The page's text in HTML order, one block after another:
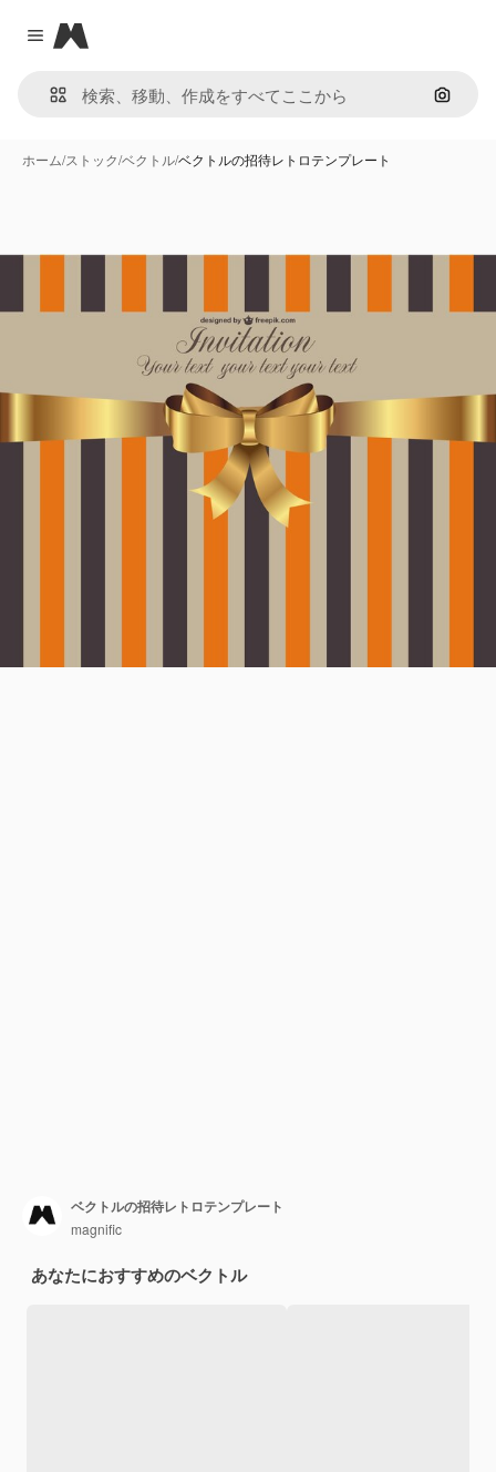
Close menu
Magnific
画像で
ホーム/ストック/ベクトル/ベクトルの招待レトロテンプレート
ベクトルの招待レトロテンプレート
magnific
あなたにおすすめのベクトル